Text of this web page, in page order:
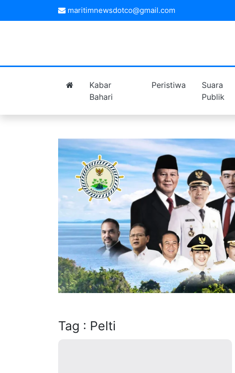
maritimnewsdotco@gmail.com
Kabar
Bahari
Peristiwa
Suara
Publik
Tag : Pelti